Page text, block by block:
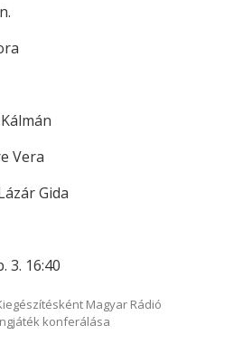
Vera
Gida
3. 16:40
Magyar Rádió
konferálása